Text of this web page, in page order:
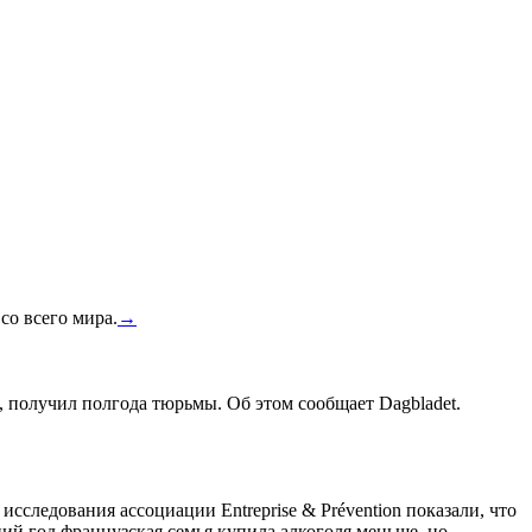
всего мира. →
полгода тюрьмы. Об этом сообщает Dagbladet.
ассоциации Entreprise & Prévention показали, что